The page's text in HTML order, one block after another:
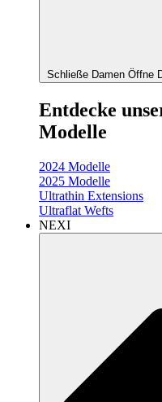
Schließe Damen Öffne
Entdecke
Modelle
2024 Modelle
2025 Modelle
Ultrathin Extensions
Ultraflat Wefts
NEXI